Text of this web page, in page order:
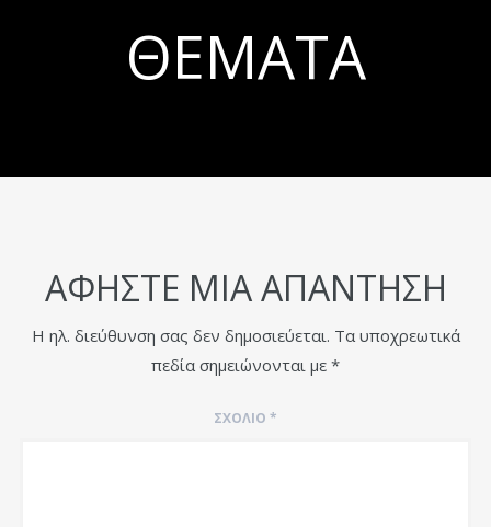
ΘΈΜΑΤΑ
ΑΦΉΣΤΕ ΜΙΑ ΑΠΆΝΤΗΣΗ
Η ηλ. διεύθυνση σας δεν δημοσιεύεται. Τα υποχρεωτικά
πεδία σημειώνονται με *
ΣΧΌΛΙΟ *